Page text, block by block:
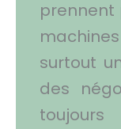
prennent
surtout
des